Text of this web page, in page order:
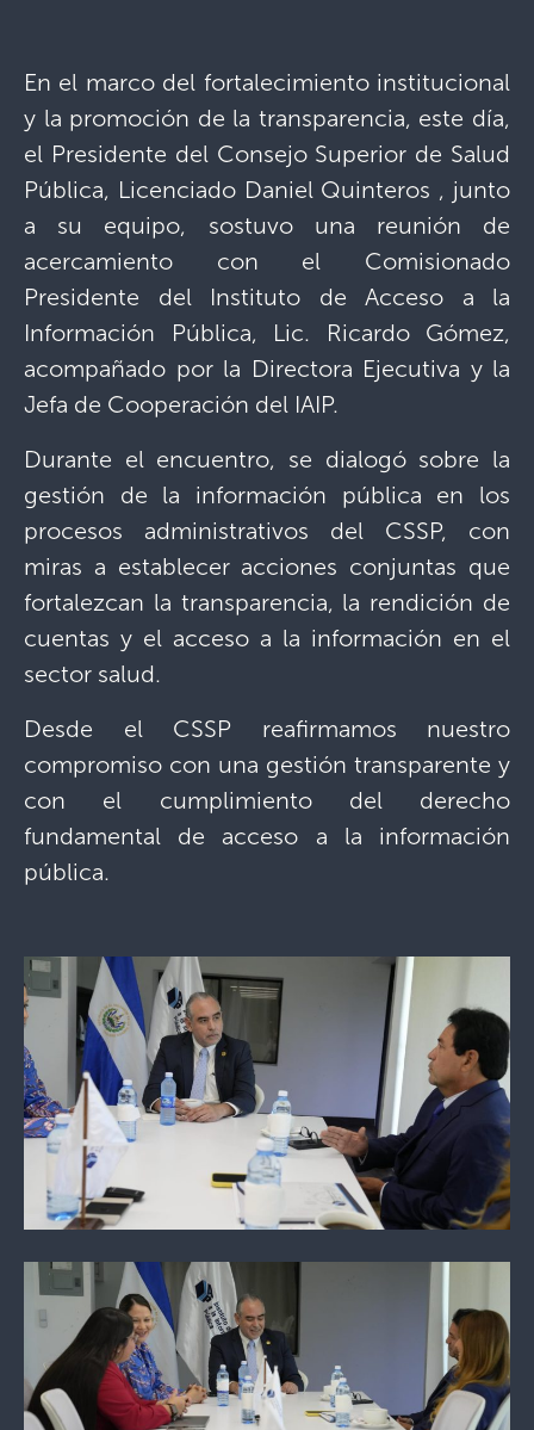
En el marco del fortalecimiento institucional
y la promoción de la transparencia, este día,
el Presidente del Consejo Superior de Salud
Pública, Licenciado Daniel Quinteros , junto
a su equipo, sostuvo una reunión de
acercamiento con el Comisionado
Presidente del Instituto de Acceso a la
Información Pública, Lic. Ricardo Gómez,
acompañado por la Directora Ejecutiva y la
Jefa de Cooperación del IAIP.
Durante el encuentro, se dialogó sobre la
gestión de la información pública en los
procesos administrativos del CSSP, con
miras a establecer acciones conjuntas que
fortalezcan la transparencia, la rendición de
cuentas y el acceso a la información en el
sector salud.
Desde el CSSP reafirmamos nuestro
compromiso con una gestión transparente y
con el cumplimiento del derecho
fundamental de acceso a la información
pública.